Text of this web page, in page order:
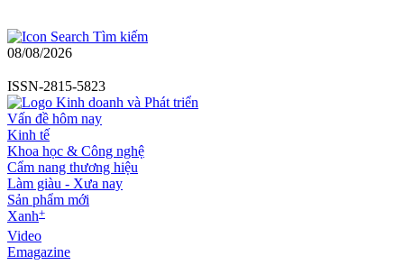
Tìm kiếm
08/08/2026
ISSN-2815-5823
Vấn đề hôm nay
Kinh tế
Khoa học & Công nghệ
Cẩm nang thương hiệu
Làm giàu - Xưa nay
Sản phẩm mới
Xanh+
Video
Emagazine